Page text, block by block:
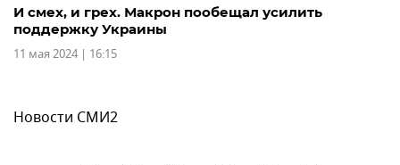
И смех, и грех. Макрон пообещал усилить
поддержку Украины
11 мая 2024 | 16:15
Новости СМИ2